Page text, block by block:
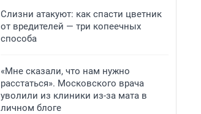
Слизни атакуют: как спасти цветник
от вредителей — три копеечных
способа
«Мне сказали, что нам нужно
расстаться». Московского врача
уволили из клиники из-за мата в
личном блоге